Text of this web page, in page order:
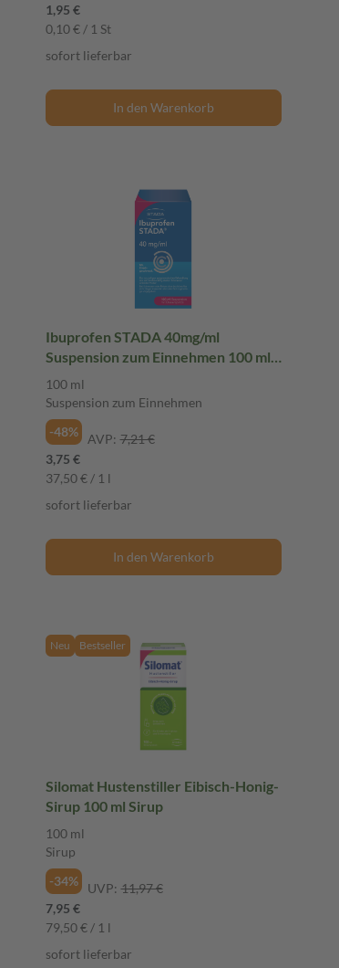
1,95 €
0,10 € / 1 St
sofort lieferbar
In den Warenkorb
Ibuprofen STADA 40mg/ml
Suspension zum Einnehmen 100 ml
Suspension zum Einnehmen
100 ml
Suspension zum Einnehmen
-48%
AVP: 7,21 €
3,75 €
37,50 € / 1 l
sofort lieferbar
In den Warenkorb
Neu Bestseller
Silomat Hustenstiller Eibisch-Honig-
Sirup 100 ml Sirup
100 ml
Sirup
-34%
UVP: 11,97 €
7,95 €
79,50 € / 1 l
sofort lieferbar